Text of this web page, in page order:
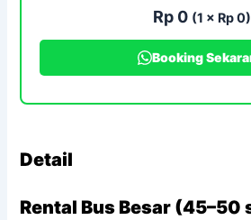
Rp 0 (1 × Rp 0)
Booking
Detail
Rental Bus Besar (45–50